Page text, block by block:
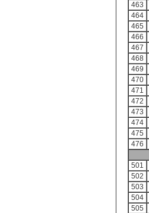
463
464
465
466
467
468
469
470
471
472
473
474
475
476
501
502
503
504
505